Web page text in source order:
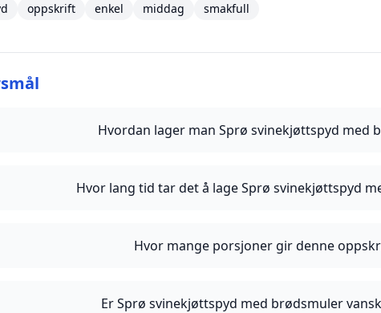
oppskrift enkel middag smakfull
Hvordan lager man Sprø svinekjøttspyd med
Hvor lang tid tar det å lage Sprø svinekjøttspyd
Hvor mange porsjoner gir denne
Er Sprø svinekjøttspyd med brødsmuler